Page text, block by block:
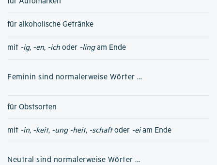
für alkoholische Getränke
mit -ig, -en, -ich oder -lingam Ende
Feminin sind normalerweise Wörter ...
für Obstsorten
mit -in, -keit, -ung -heit, -schaftoder -eiam Ende
Neutral sind normalerweise Wörter ...